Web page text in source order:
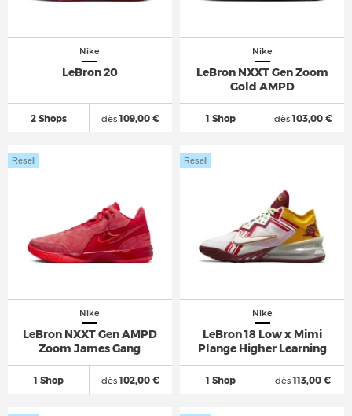
Nike
LeBron 20
2 Shops dès109,00 €
Nike
LeBron NXXT Gen Zoom
Gold AMPD
1 Shop dès103,00 €
Nike
LeBron NXXT Gen AMPD
Zoom James Gang
1 Shop
Resell
dès102,00 €
Nike
LeBron 18 Low x Mimi
Plange Higher Learning
1 Shop
Resell
dès113,00 €